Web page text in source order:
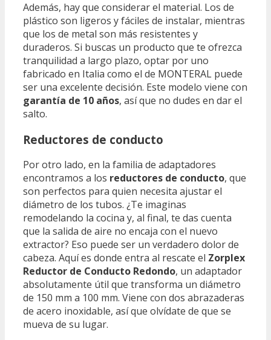
Además, hay que considerar el material. Los de
plástico son ligeros y fáciles de instalar, mientras
que los de metal son más resistentes y
duraderos. Si buscas un producto que te ofrezca
tranquilidad a largo plazo, optar por uno
fabricado en Italia como el de MONTERAL puede
ser una excelente decisión. Este modelo viene con
garantía de 10 años, así que no dudes en dar el
salto.
Reductores de conducto
Por otro lado, en la familia de adaptadores
encontramos a los reductores de conducto, que
son perfectos para quien necesita ajustar el
diámetro de los tubos. ¿Te imaginas
remodelando la cocina y, al final, te das cuenta
que la salida de aire no encaja con el nuevo
extractor? Eso puede ser un verdadero dolor de
cabeza. Aquí es donde entra al rescate el Zorplex
Reductor de Conducto Redondo, un adaptador
absolutamente útil que transforma un diámetro
de 150 mm a 100 mm. Viene con dos abrazaderas
de acero inoxidable, así que olvídate de que se
mueva de su lugar.